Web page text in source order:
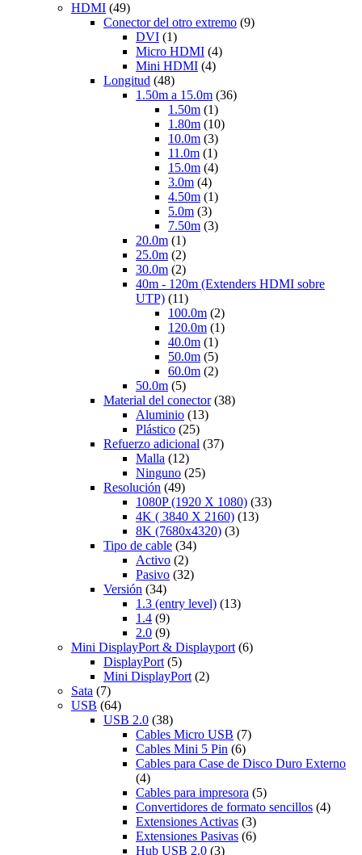
HDMI (49)
Conector del otro extremo (9)
DVI (1)
Micro HDMI (4)
Mini HDMI (4)
Longitud (48)
1.50m a 15.0m (36)
1.50m (1)
1.80m (10)
10.0m (3)
11.0m (1)
15.0m (4)
3.0m (4)
4.50m (1)
5.0m (3)
7.50m (3)
20.0m (1)
25.0m (2)
30.0m (2)
40m - 120m (Extenders HDMI sobre
UTP) (11)
100.0m (2)
120.0m (1)
40.0m (1)
50.0m (5)
60.0m (2)
50.0m (5)
Material del conector (38)
Aluminio (13)
Plástico (25)
Refuerzo adicional (37)
Malla (12)
Ninguno (25)
Resolución (49)
1080P (1920 X 1080) (33)
4K ( 3840 X 2160) (13)
8K (7680x4320) (3)
Tipo de cable (34)
Activo (2)
Pasivo (32)
Versión (34)
1.3 (entry level) (13)
1.4 (9)
2.0 (9)
Mini DisplayPort & Displayport (6)
DisplayPort (5)
Mini DisplayPort (2)
Sata (7)
USB (64)
USB 2.0 (38)
Cables Micro USB (7)
Cables Mini 5 Pin (6)
Cables para Case de Disco Duro Externo
(4)
Cables para impresora (5)
Convertidores de formato sencillos (4)
Extensiones Activas (3)
Extensiones Pasivas (6)
Hub USB 2.0 (3)